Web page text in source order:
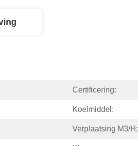
Certificering:
Koelmiddel:
Verplaatsing M3/h: